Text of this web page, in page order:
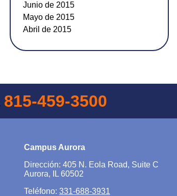
Junio de 2015
Mayo de 2015
Abril de 2015
815-459-3500
Campus Aurora
Dirección: 405 N. Eola Road, Suite C
Aurora, IL 60502
Teléfono: 331-688-3931